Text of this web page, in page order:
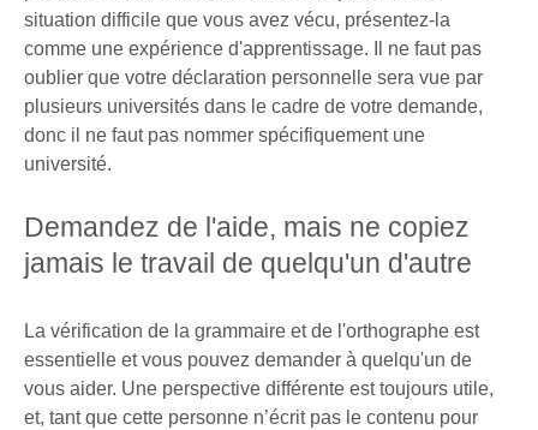
situation difficile que vous avez vécu, présentez-la
comme une expérience d'apprentissage. Il ne faut pas
oublier que votre déclaration personnelle sera vue par
plusieurs universités dans le cadre de votre demande,
donc il ne faut pas nommer spécifiquement une
université.
Demandez de l'aide, mais ne copiez
jamais le travail de quelqu'un d'autre
La vérification de la grammaire et de l'orthographe est
essentielle et vous pouvez demander à quelqu'un de
vous aider. Une perspective différente est toujours utile,
et, tant que cette personne n’écrit pas le contenu pour